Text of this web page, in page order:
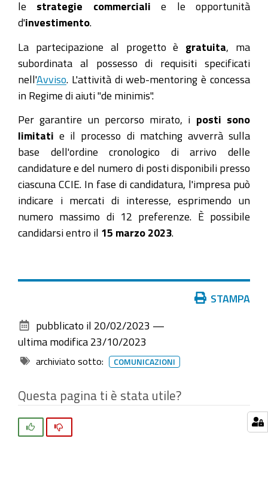
le strategie commerciali e le opportunità
d'investimento
La partecipazione al progetto è gratuita , ma
subordinata al possesso di requisiti specificati
nell'Avviso . L'attività di web-mentoring è concessa
in Regime di aiuti "de minimis".
Per garantire un percorso mirato, i posti sono
limitati e il processo di matching avverrà sulla
base dell'ordine cronologico di arrivo delle
candidature e del numero di posti disponibili presso
ciascuna CCIE. In fase di candidatura, l'impresa può
indicare i mercati di interesse, esprimendo un
numero massimo di 12 preferenze. È possibile
candidarsi entro il 15 marzo 2023
documento
STAMPA
pubblicato il 20/02/2023 —
ultima modifica 23/10/2023
archiviato sotto: COMUNICAZIONI
Questa pagina ti è stata utile?